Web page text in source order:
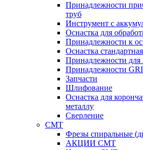
Принадлежности
труб
Инструмент с
Оснастка для
Принадлежности к
Оснастка стандартная
Принадлежности для
Принадлежности
Запчасти
Шлифование
Оснастка для
металлу
Сверление
CMT
Фрезы спиральные
АКЦИИ СМТ